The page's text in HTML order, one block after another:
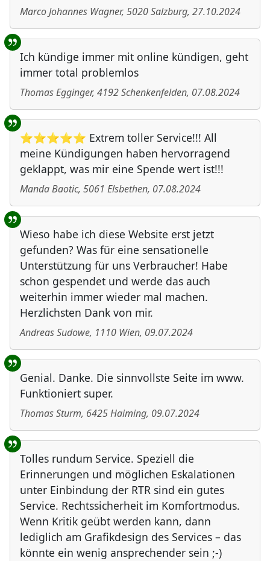
Marco Johannes Wagner, 5020Salzburg, 27.10.2024
Ich kündige immer mit online kündigen, geht
immer total problemlos
Thomas Egginger, 4192Schenkenfelden, 07.08.2024
⭐⭐⭐⭐⭐ Extrem toller Service!!! All
meine Kündigungen haben hervorragend
geklappt, was mir eine Spende wert ist!!!
Manda Baotic, 5061 Elsbethen, 07.08.2024
Wieso habe ich diese Website erst jetzt
gefunden? Was für eine sensationelle
Unterstützung für uns Verbraucher! Habe
schon gespendet und werde das auch
weiterhin immer wieder mal machen.
Herzlichsten Dank von mir.
Andreas Sudowe, 1110 Wien, 09.07.2024
Genial. Danke. Die sinnvollste Seite im www.
Funktioniert super.
Thomas Sturm, 6425Haiming, 09.07.2024
Tolles rundum Service. Speziell die
Erinnerungen und möglichen Eskalationen
unter Einbindung der RTR sind ein gutes
Service. Rechtssicherheit im Komfortmodus.
Wenn Kritik geübt werden kann, dann
lediglich am Grafikdesign des Services – das
könnte ein wenig ansprechender sein ;-)